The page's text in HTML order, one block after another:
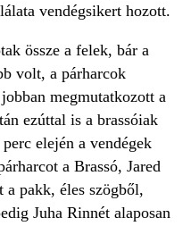
vendégsikert hozott.
össze a felek, bár a
volt, a párharcok
megmutatkozott a
ezúttal is a brassóiak
elején a vendégek
a Brassó, Jared
a pakk, éles szögből,
Juha Rinnét alaposan